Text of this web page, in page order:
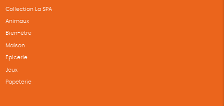
Collection La SPA
Animaux
Bien-être
Maison
Epicerie
Jeux
Papeterie